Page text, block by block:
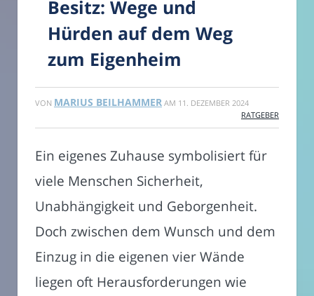
Besitz: Wege und
Hürden auf dem Weg
zum Eigenheim
VON MARIUS BEILHAMMER AM 11. DEZEMBER 2024
RATGEBER
Ein eigenes Zuhause symbolisiert für
viele Menschen Sicherheit,
Unabhängigkeit und Geborgenheit.
Doch zwischen dem Wunsch und dem
Einzug in die eigenen vier Wände
liegen oft Herausforderungen wie